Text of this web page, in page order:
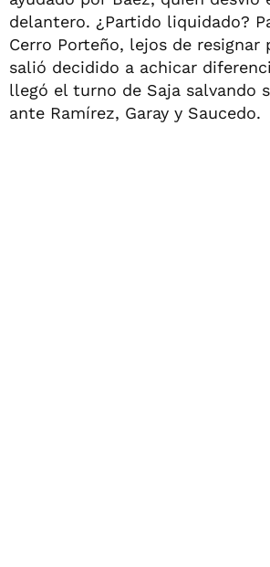
delantero. ¿Partido liquidado?
Cerro Porteño, lejos de resignar
salió decidido a achicar
llegó el turno de Saja salvando
ante Ramírez, Garay y Saucedo.